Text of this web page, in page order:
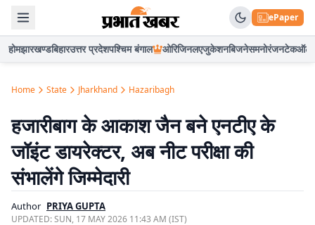
ePaper
होमझारखण्डबिहारउत्तर प्रदेशपश्चिम बंगाल ओरिजिनलएजुकेशनबिजनेसमनोरंजनटेकऑटो
Home State Jharkhand Hazaribagh
हजारीबाग के आकाश जैन बने एनटीए के
जॉइंट डायरेक्टर, अब नीट परीक्षा की
संभालेंगे जिम्मेदारी
Author PRIYA GUPTA
UPDATED:SUN, 17 MAY 2026 11:43 AM (IST)